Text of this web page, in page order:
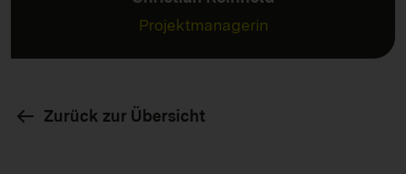
Projektmanagerin
Zurück zur Übersicht